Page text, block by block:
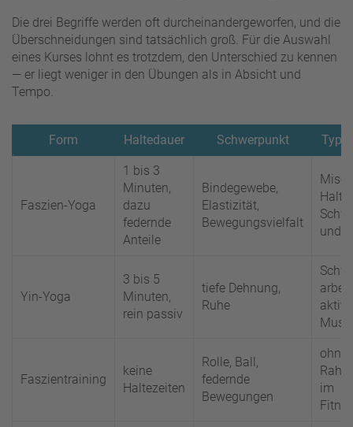
Die drei Begriffe werden oft durcheinandergeworfen, und die
Überschneidungen sind tatsächlich groß. Für die Auswahl
eines Kurses lohnt es trotzdem, den Unterschied zu kennen
— er liegt weniger in den Übungen als in Absicht und
Tempo.
Form Haltedauer Schwerpunkt
Faszien-Yoga
1 bis 3
Minuten,
dazu
federnde
Anteile
Bindegewebe,
Elastizität,
Bewegungsvielfalt
und
Yin-Yoga
3 bis 5
Minuten,
rein passiv
tiefe Dehnung,
Ruhe
Faszientraining
keine
Haltezeiten
Rolle, Ball,
federnde
Bewegungen
ohne
im